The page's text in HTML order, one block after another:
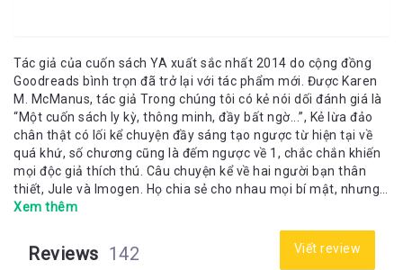
Tác giả của cuốn sách YA xuất sắc nhất 2014 do cộng đồng
Goodreads bình trọn đã trở lại với tác phẩm mới. Được Karen
M. McManus, tác giả Trong chúng tôi có kẻ nói dối đánh giá là
“Một cuốn sách ly kỳ, thông minh, đầy bất ngờ...”, Kẻ lừa đảo
chân thật có lối kể chuyện đầy sáng tạo ngược từ hiện tại về
quá khứ, số chương cũng là đếm ngược về 1, chắc chắn khiến
mọi độc giả thích thú. Câu chuyện kể về hai người bạn thân
thiết, Jule và Imogen. Họ chia sẻ cho nhau mọi bí mật, nhưng
đó là nhiều tháng trước khi Jule xuất hiện trong một khách
trốn điều gì? Imogen thật đang ở đâu? Độc giả sẽ đi từ bất ngờ
ngày đến bất ngờ khác khi lật giở từng trang sách và không
Xem thêm
Reviews 142 Viết review